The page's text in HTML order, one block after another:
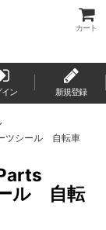
カート
イン 新規登録
ツシール 自転車
ル 自転